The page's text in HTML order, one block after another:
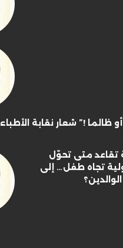
ظالما !” شعار نقابة الأطباء
تقاعد متى تحوّل
تجاه طفل… إلى